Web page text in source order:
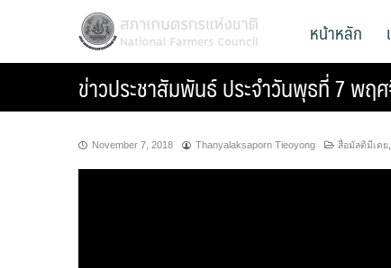
สภาเกษตรกรแห่งชาติ
National Farmers Council หน้าหลัก
ข่าวประชาสัมพันธ์ ประจำวันพุธที่ 7 พฤ
November 7, 2018 Thanyalaksaporn Tieoyong สื่อมัลติมีเดย